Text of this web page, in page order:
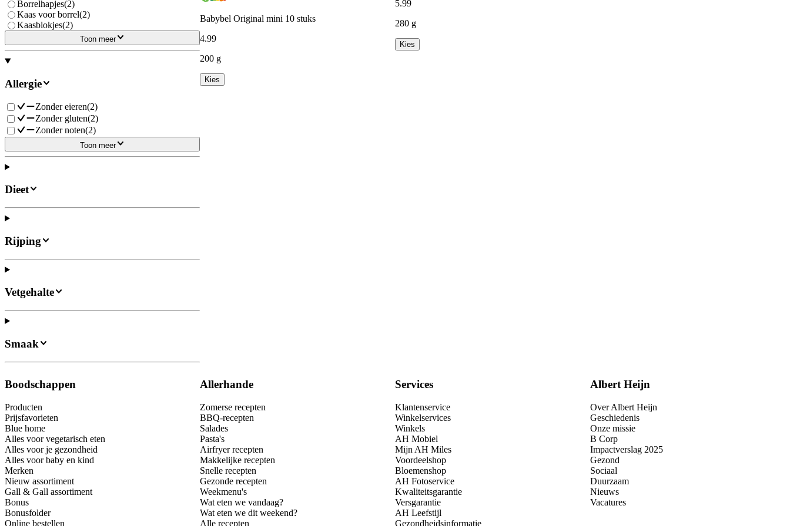
Borrelhapjes(2)
Kaas voor borrel(2)
Kaasblokjes(2)
Toon meer
Allergie
Zonder eieren(2)
Zonder gluten(2)
Zonder noten(2)
Toon meer
Dieet
Rijping
Vetgehalte
Smaak
Babybel Original mini 10 stuks
4.99
200 g
Kies
5.99
280 g
Kies
Boodschappen
Producten
Prijsfavorieten
Blue home
Alles voor vegetarisch eten
Alles voor je gezondheid
Alles voor baby en kind
Merken
Nieuw assortiment
Gall & Gall assortiment
Bonus
Bonusfolder
Online bestellen
Allerhande
Zomerse recepten
BBQ-recepten
Salades
Pasta's
Airfryer recepten
Makkelijke recepten
Snelle recepten
Gezonde recepten
Weekmenu's
Wat eten we vandaag?
Wat eten we dit weekend?
Alle recepten
Services
Klantenservice
Winkelservices
Winkels
AH Mobiel
Mijn AH Miles
Voordeelshop
Bloemenshop
AH Fotoservice
Kwaliteitsgarantie
Versgarantie
AH Leefstijl
Gezondheidsinformatie
Albert Heijn
Over Albert Heijn
Geschiedenis
Onze missie
B Corp
Impactverslag 2025
Gezond
Sociaal
Duurzaam
Nieuws
Vacatures